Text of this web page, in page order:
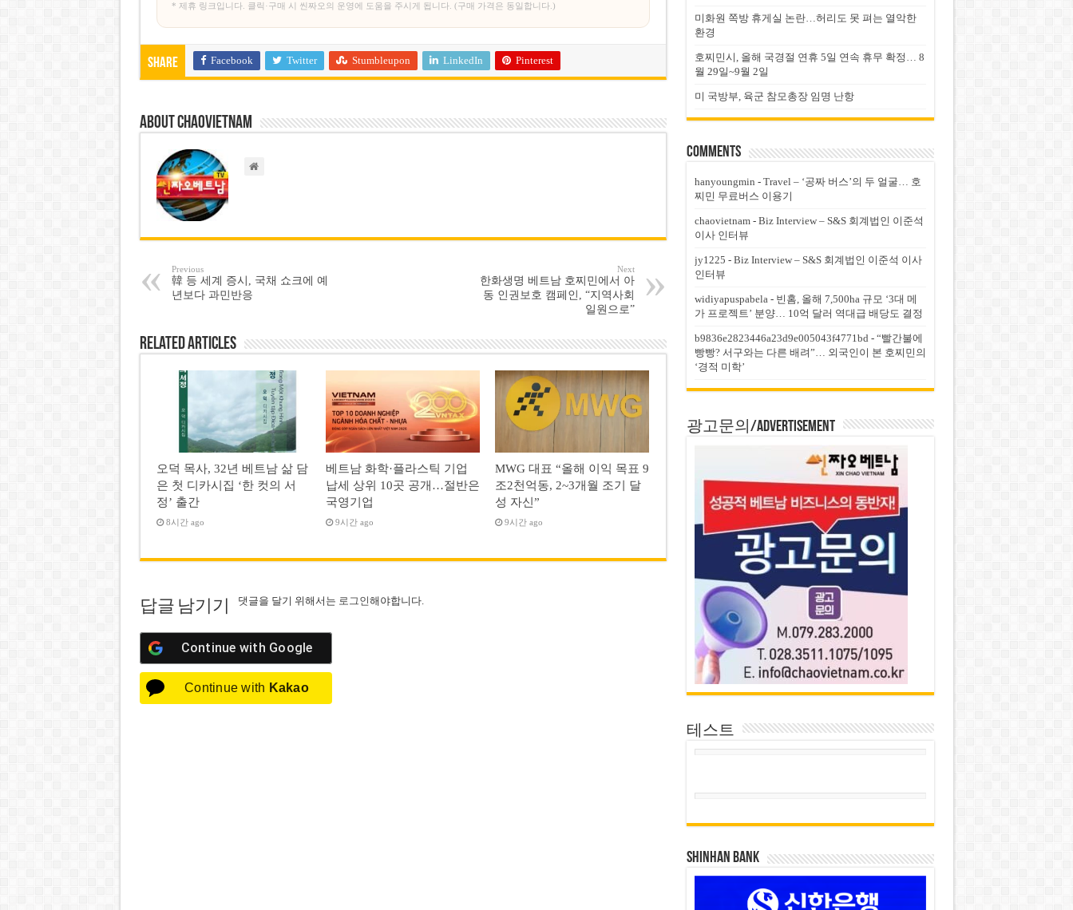
* 제휴 링크입니다. 클릭·구매 시 씬짜오의 운영에 도움을 주시게 됩니다. (구매 가격은 동일합니다.)
Share Facebook Twitter Stumbleupon LinkedIn Pinterest
About chaovietnam
Previous
韓 등 세계 증시, 국채 쇼크에 예
년보다 과민반응
Next
한화생명 베트남 호찌민에서 아
동 인권보호 캠페인, “지역사회
일원으로”
Related Articles
오덕 목사, 32년 베트남 삶 담
은 첫 디카시집 ‘한 컷의 서
정’ 출간
8시간 ago
베트남 화학·플라스틱 기업
납세 상위 10곳 공개…절반은
국영기업
9시간 ago
MWG 대표 “올해 이익 목표 9
조2천억동, 2~3개월 조기 달
성 자신”
9시간 ago
답글 남기기 댓글을 달기 위해서는 로그인해야합니다.
Continue with Google
Continue with Kakao
미화원 쪽방 휴게실 논란…허리도 못 펴는 열악한
환경
호찌민시, 올해 국경절 연휴 5일 연속 휴무 확정… 8
월 29일~9월 2일
미 국방부, 육군 참모총장 임명 난항
Comments
hanyoungmin - Travel – ‘공짜 버스’의 두 얼굴… 호
찌민 무료버스 이용기
chaovietnam- Biz Interview – S&S 회계법인 이준석
이사 인터뷰
jy1225 - Biz Interview – S&S 회계법인 이준석 이사
인터뷰
widiyapuspabela- 빈홈, 올해 7,500ha 규모 ‘3대 메
가 프로젝트’ 분양… 10억 달러 역대급 배당도 결정
b9836e2823446a23d9e005043f4771bd- “빨간불에
빵빵? 서구와는 다른 배려”… 외국인이 본 호찌민의
‘경적 미학’
광고문의/Advertisement
테스트
SHINHAN BANK